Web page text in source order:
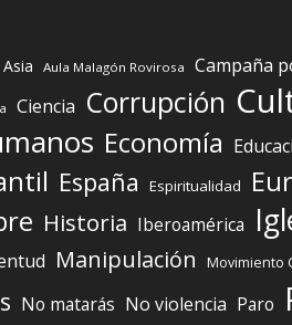
Asia Aula Malagón Rovirosa Campaña
Ciencia Corrupción
Economía
España Espiritualidad
Historia Iberoamérica
Manipulación Movimiento
No matarás No violencia Paro